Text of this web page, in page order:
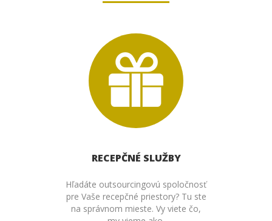
RECEPČNÉ SLUŽBY
Hľadáte outsourcingovú spoločnosť
pre Vaše recepčné priestory? Tu ste
na správnom mieste. Vy viete čo,